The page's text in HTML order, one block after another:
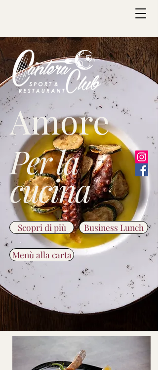
Amore
Per la
cucina
Scopri di più Business Lunch
Menù alla carta